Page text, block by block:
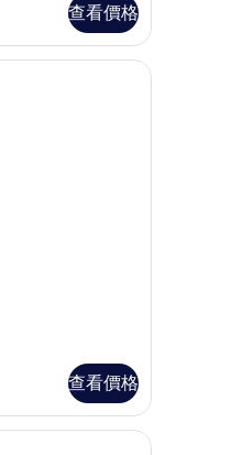
查看價格
- King | 高級寢具、羽絨被、客房
查看價格